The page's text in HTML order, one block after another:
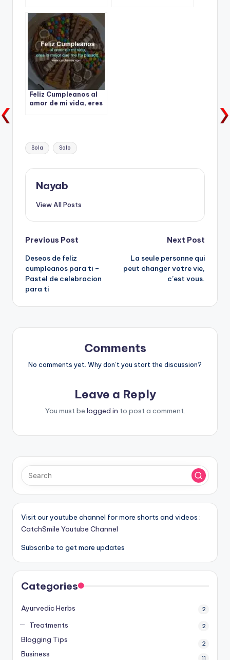
fracasos
Feliz Cumpleanos al
amor de mi vida, eres
Tags:
Sola Solo
Nayab
View All Posts
Post
navigation
Previous Post
Deseos de feliz
cumpleanos para ti –
Pastel de celebracion
para ti
Next Post
La seule personne qui
peut changer votre vie,
c’est vous.
Comments
No comments yet. Why don’t you start the discussion?
Leave a Reply
You must be logged in to post a comment.
Visit our youtube channel for more shorts and videos :
CatchSmile Youtube Channel
Subscribe to get more updates
Categories
Ayurvedic Herbs 2
Treatments 2
Blogging Tips 2
Business 11